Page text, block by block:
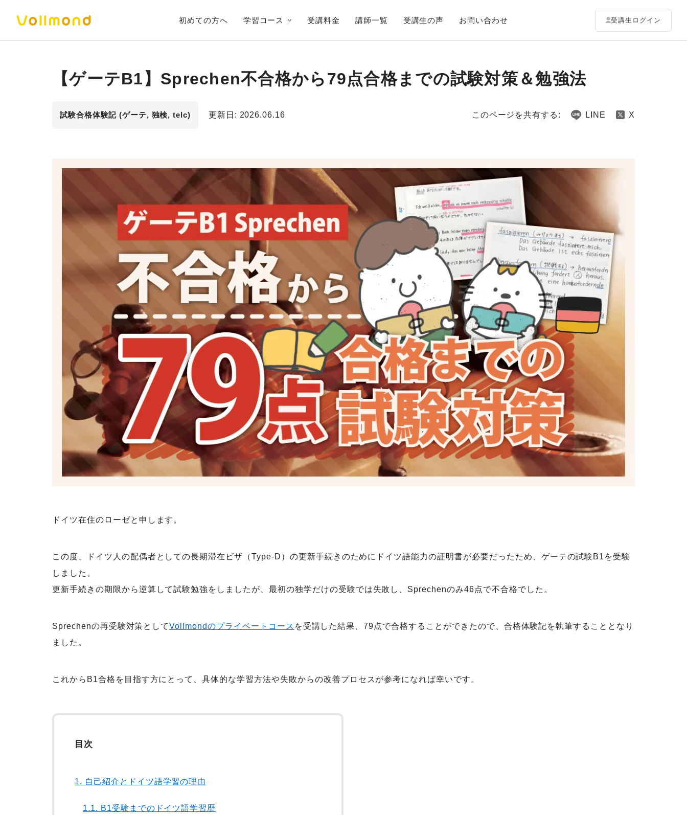
初めての方へ 学習コース 受講料金 講師一覧 受講生の声 お問い合わせ 受講生ログイン
【ゲーテB1】Sprechen不合格から79点合格までの試験対策＆勉強法
試験合格体験記 (ゲーテ, 独検, telc) 更新日: 2026.06.16 このページを共有する: LINE X
ドイツ在住のローゼと申します。
この度、ドイツ人の配偶者としての長期滞在ビザ（Type-D）の更新手続きのためにドイツ語能力の証明書が必要だったため、ゲーテの試験B1を受験
しました。
更新手続きの期限から逆算して試験勉強をしましたが、最初の独学だけの受験では失敗し、Sprechenのみ46点で不合格でした。
Sprechenの再受験対策としてVollmondのプライベートコース を受講した結果、79点で合格することができたので、合格体験記を執筆することとなり
ました。
これからB1合格を目指す方にとって、具体的な学習方法や失敗からの改善プロセスが参考になれば幸いです。
目次
1. 自己紹介とドイツ語学習の理由
1.1. B1受験までのドイツ語学習歴